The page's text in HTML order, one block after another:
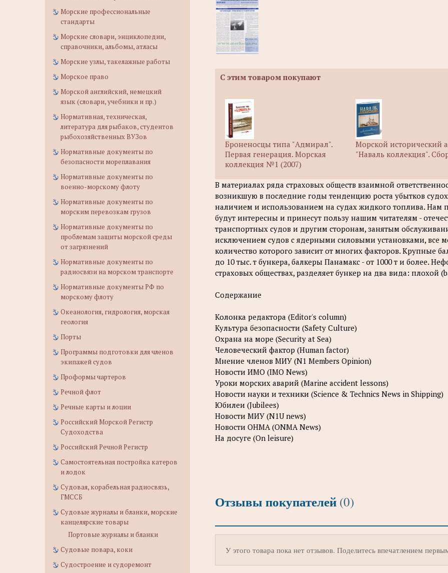
Морские профессиональные
стандарты
Морские словари, энциклопедии,
справочники, альбомы, атласы
Морские узлы, такелажные работы
Морское право
Морской английский, немецкий
язык (словари, учебники и пр.)
Нормативная, техническая,
литература для рыбаков, студентов
рыбохозяйственных ВУЗов
Нормативные документы по
безопасности мореплавания
Нормативные документы по
военно-морскому флоту
Нормативные документы по
морским перевозкам грузов
Нормативные документы по
проблемам защиты морской среды
от загрязнений
Нормативные документы по
радиосвязи на морском транспорте
Нормативные документы РФ по
морскому флоту
Океанология, гидрология, морская
геология
Порты
Программы подготовки для членов
экипажей судов
Проформы чартеров
Речной флот
Речные карты и лоции
Российский Морской Регистр
Судоходства
Российский Речной Регистр
Самостоятельная постройка катеров
и лодок
Судовая, корабельная радиосвязь,
ГМССБ
Судовые журналы и бланки, морские
канцелярские товары
Портовые журналы и бланки
Судовые повара, коки
Судостроение и судоремонт
С этим товаром покупают
Броненосцы типа "Адмирал".
Первая генерация. Морская
коллекция №1 (2007)
Морской исторический
"Наваль коллекция".
В материалах ряда страховых обществ взаимной
возникшую в последние годы тенденцию роста убытков
наличием и использованием на судах жидкого топлива. Нам
будут интересны и принесут пользу нашим читателям -
транспортных судов и другим сторонам, занятым
исключением судов с ядерными силовыми установками, все
количество которого зависит от многих факторов. Крупные
до 10 тыс. т бункера, балкеры Панамакс - от 1000 т и более.
страховых обществах, разделяет бункер на два вида: плохой
Содержание
Колонка редактора (Editor's column)
Культура безопасности (Safety Culture)
Охрана на море (Security at Sea)
Человеческий фактор (Human factor)
Мнение членов МИУ (N1 Members Opinion)
Новости ИМО (IMO News)
Уроки морских аварий (Marine accident lessons)
Новости науки и техники (Science & Technics News in Shipping)
Юбилеи (Jubilees)
Новости МИУ (N1U news)
Новости OHMA (ONMA News)
На досуге (On leisure)
Отзывы покупателей (0)
У этого товара пока нет отзывов. Поделитесь впечатлением